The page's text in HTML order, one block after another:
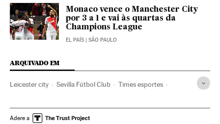
Monaco vence o Manchester City
por 3 a 1 e vai às quartas da
Champions League
EL PAÍS | SÃO PAULO
ARQUIVADO EM
Leicester city Sevilla Fútbol Club Times esportes
Futebol Competições Esportes
Adere a